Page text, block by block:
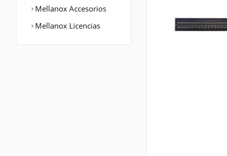
Mellanox Accesorios
Mellanox Licencias